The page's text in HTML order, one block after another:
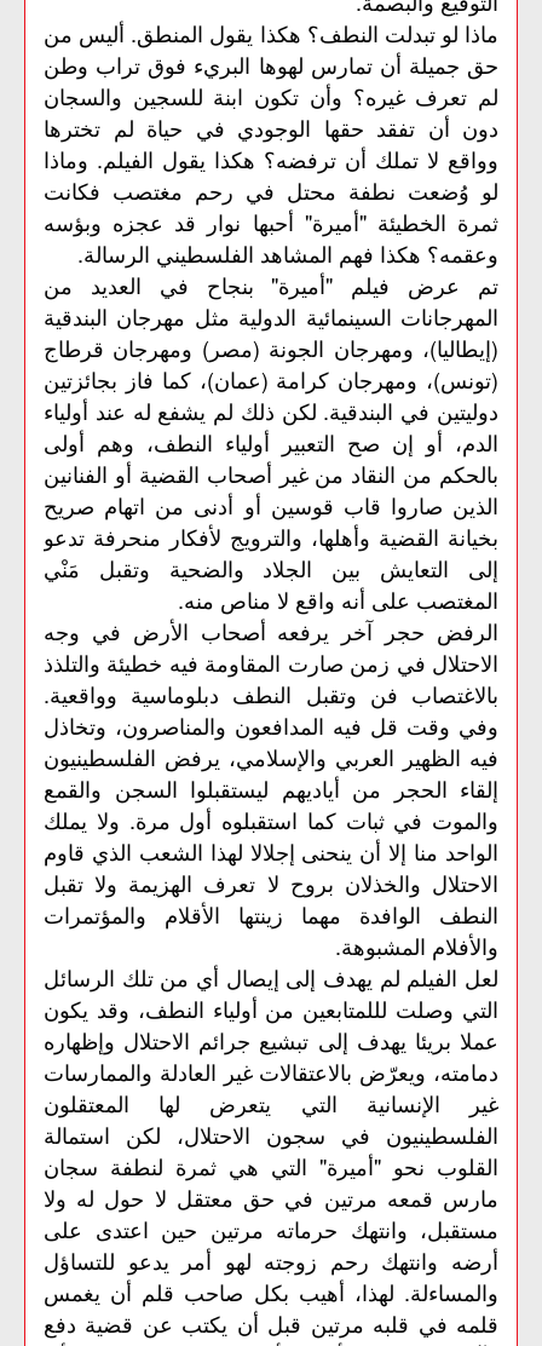
ماذا لو تبدلت النطف؟ هكذا يقول المنطق. أليس من
حق جميلة أن تمارس لهوها البريء فوق تراب وطن
لم تعرف غيره؟ وأن تكون ابنة للسجين والسجان
دون أن تفقد حقها الوجودي في حياة لم تخترها
وواقع لا تملك أن ترفضه؟ هكذا يقول الفيلم. وماذا
لو وُضعت نطفة محتل في رحم مغتصب فكانت
ثمرة الخطيئة "أميرة" أحبها نوار قد عجزه وبؤسه
وعقمه؟ هكذا فهم المشاهد الفلسطيني الرسالة.
تم عرض فيلم "أميرة" بنجاح في العديد من
المهرجانات السينمائية الدولية مثل مهرجان البندقية
(إيطاليا)، ومهرجان الجونة (مصر) ومهرجان قرطاج
(تونس)، ومهرجان كرامة (عمان)، كما فاز بجائزتين
دوليتين في البندقية. لكن ذلك لم يشفع له عند أولياء
الدم، أو إن صح التعبير أولياء النطف، وهم أولى
بالحكم من النقاد من غير أصحاب القضية أو الفنانين
الذين صاروا قاب قوسين أو أدنى من اتهام صريح
بخيانة القضية وأهلها، والترويج لأفكار منحرفة تدعو
إلى التعايش بين الجلاد والضحية وتقبل مَنْي
المغتصب على أنه واقع لا مناص منه.
الرفض حجر آخر يرفعه أصحاب الأرض في وجه
الاحتلال في زمن صارت المقاومة فيه خطيئة والتلذذ
بالاغتصاب فن وتقبل النطف دبلوماسية وواقعية.
وفي وقت قل فيه المدافعون والمناصرون، وتخاذل
فيه الظهير العربي والإسلامي، يرفض الفلسطينيون
إلقاء الحجر من أياديهم ليستقبلوا السجن والقمع
والموت في ثبات كما استقبلوه أول مرة. ولا يملك
الواحد منا إلا أن ينحنى إجلالا لهذا الشعب الذي قاوم
الاحتلال والخذلان بروح لا تعرف الهزيمة ولا تقبل
النطف الوافدة مهما زينتها الأقلام والمؤتمرات
والأفلام المشبوهة.
لعل الفيلم لم يهدف إلى إيصال أي من تلك الرسائل
التي وصلت لللمتابعين من أولياء النطف، وقد يكون
عملا بريئا يهدف إلى تبشيع جرائم الاحتلال وإظهاره
دمامته، ويعرّض بالاعتقالات غير العادلة والممارسات
غير الإنسانية التي يتعرض لها المعتقلون
الفلسطينيون في سجون الاحتلال، لكن استمالة
القلوب نحو "أميرة" التي هي ثمرة لنطفة سجان
مارس قمعه مرتين في حق معتقل لا حول له ولا
مستقبل، وانتهك حرماته مرتين حين اعتدى على
أرضه وانتهك رحم زوجته لهو أمر يدعو للتساؤل
والمساءلة. لهذا، أهيب بكل صاحب قلم أن يغمس
قلمه في قلبه مرتين قبل أن يكتب عن قضية دفع